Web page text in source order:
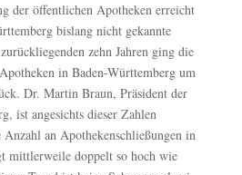
der öffentlichen Apotheken erreicht
bislang nicht gekannte
zehn Jahren ging die
in Baden-Württemberg um
Dr. Martin Braun, Präsident der
ist angesichts dieser Zahlen
an Apothekenschließungen in
mittlerweile doppelt so hoch wie